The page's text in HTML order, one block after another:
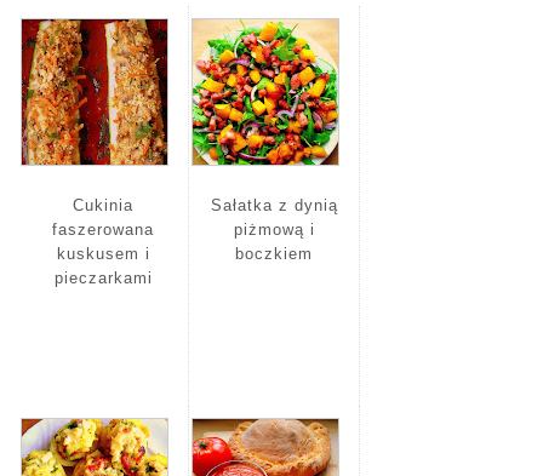
Cukinia
faszerowana
kuskusem i
pieczarkami
Sałatka z dynią
piżmową i
boczkiem